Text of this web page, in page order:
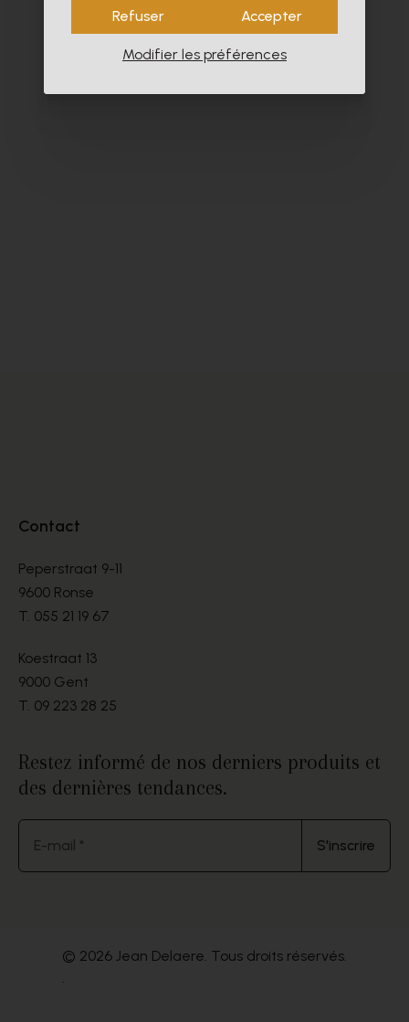
Contact
Peperstraat 9-11
9600 Ronse
T. 055 21 19 67
Koestraat 13
9000 Gent
T. 09 223 28 25
Restez informé de nos derniers produits et
des dernières tendances.
E-mail * S'inscrire
© 2026 Jean Delaere. Tous droits réservés.
.
Refuser Accepter
Modifier les préférences